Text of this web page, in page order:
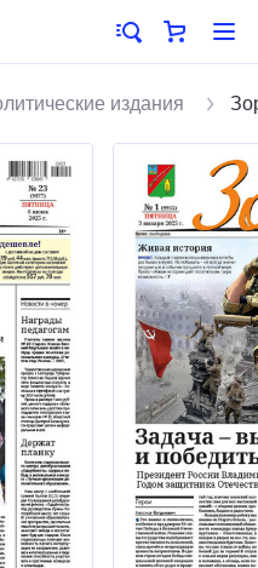
издания